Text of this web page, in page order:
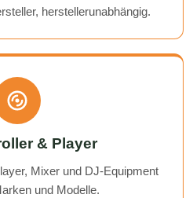
herstellerunabhängig.
& Player
Mixer und DJ-Equipment
und Modelle.